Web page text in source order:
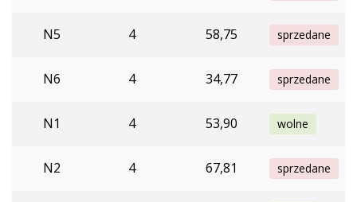
N5 4 58,75 sprzedane
N6 4 34,77 sprzedane
N1 4 53,90 wolne
N2 4 67,81 sprzedane